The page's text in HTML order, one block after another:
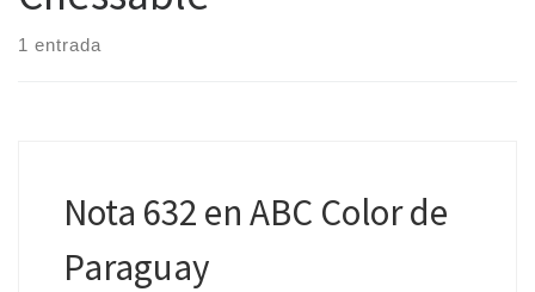
1 entrada
Nota 632 en ABC Color de
Paraguay